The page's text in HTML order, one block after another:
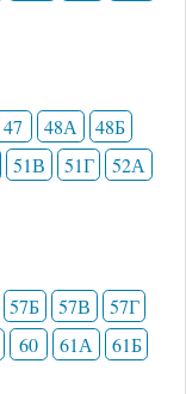
47 48А
48Б
51В 51Г
52А
57Б 57В
57Г
60 61А
61Б